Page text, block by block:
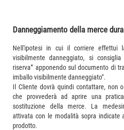
Danneggiamento della merce
Nell'ipotesi in cui il corriere effettui
visibilmente danneggiato, si
riserva” apponendo sul documento di
imballo visibilmente danneggiato".
Il Cliente dovrà quindi contattare, non
che provvederà ad aprire una
sostituzione della merce. La
attivata con le modalità sopra indicate
prodotto.